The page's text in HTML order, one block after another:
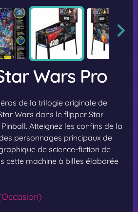
Wars Pro
de la trilogie originale de
Wars dans le flipper Star
Atteignez les confins de la
personnages principaux de
de science-fiction de
cette machine à billes élaborée